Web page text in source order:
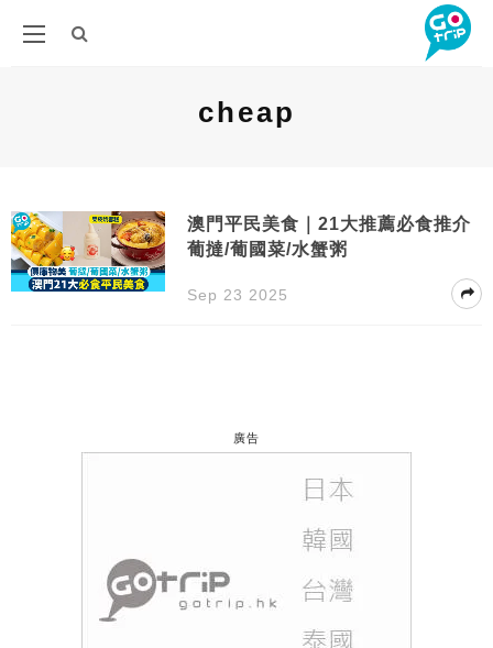
cheap
澳門平民美食｜21大推薦必食推介
葡撻/葡國菜/水蟹粥
Sep 23 2025
廣告